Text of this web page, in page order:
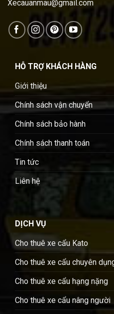
Xecauanmau@gmail.com
HỖ TRỢ KHÁCH HÀNG
Giới thiệu
Chính sách vận chuyển
Chính sách bảo hành
Chính sách thanh toán
Tin tức
Liên hệ
DỊCH VỤ
Cho thuê xe cẩu Kato
Cho thuê xe cẩu chuyên
Cho thuê xe cẩu hạng nặng
Cho thuê xe cẩu nâng người